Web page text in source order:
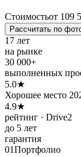
Стоимостьот 109
Рассчитать по
17 лет
на рынке
30 000+
выполненных
5.0★
Хорошее место
4.9★
рейтинг · Drive2
до 5 лет
гарантия
01Портфолио